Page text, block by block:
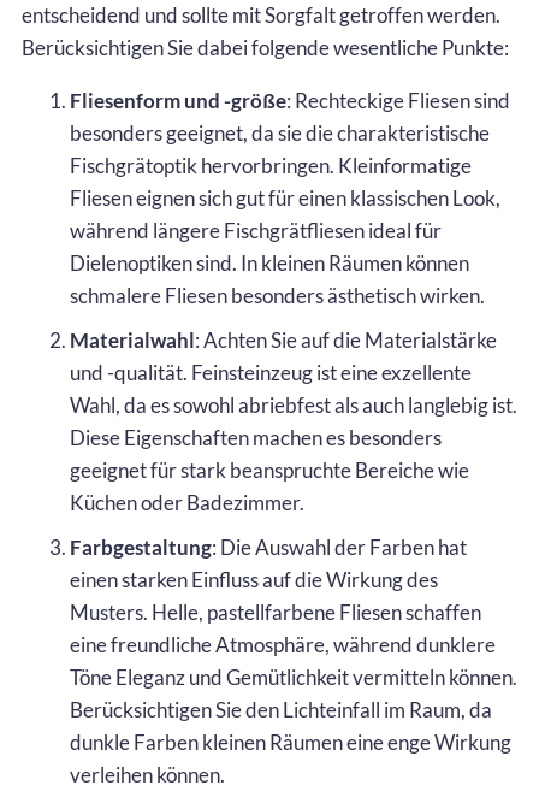
entscheidend und sollte mit Sorgfalt getroffen werden.
Berücksichtigen Sie dabei folgende wesentliche Punkte:
Fliesenform und -größe: Rechteckige Fliesen sind
besonders geeignet, da sie die charakteristische
Fischgrätoptik hervorbringen. Kleinformatige
Fliesen eignen sich gut für einen klassischen Look,
während längere Fischgrätfliesen ideal für
Dielenoptiken sind. In kleinen Räumen können
schmalere Fliesen besonders ästhetisch wirken.
Materialwahl: Achten Sie auf die Materialstärke
und -qualität. Feinsteinzeug ist eine exzellente
Wahl, da es sowohl abriebfest als auch langlebig ist.
Diese Eigenschaften machen es besonders
geeignet für stark beanspruchte Bereiche wie
Küchen oder Badezimmer.
Farbgestaltung: Die Auswahl der Farben hat
einen starken Einfluss auf die Wirkung des
Musters. Helle, pastellfarbene Fliesen schaffen
eine freundliche Atmosphäre, während dunklere
Töne Eleganz und Gemütlichkeit vermitteln können.
Berücksichtigen Sie den Lichteinfall im Raum, da
dunkle Farben kleinen Räumen eine enge Wirkung
verleihen können.